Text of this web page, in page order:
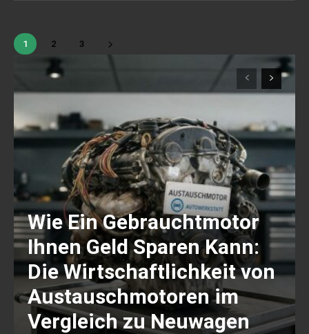
1 2 3
Wie Ein Gebrauchtmotor
Ihnen Geld Sparen Kann:
Die Wirtschaftlichkeit von
Austauschmotoren im
Vergleich zu Neuwagen